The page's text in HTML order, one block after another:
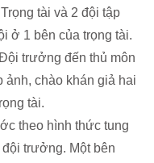
tài và 2 đội tập
ở 1 bên của trọng tài.
trưởng đến thủ môn
ảnh, chào khán giả hai
tài.
theo hình thức tung
trưởng. Một bên